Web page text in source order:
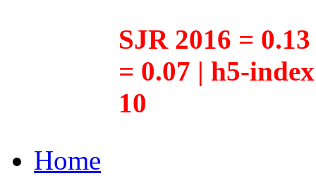
SJR 2016 =
= 0.07 | h5-
10
Home